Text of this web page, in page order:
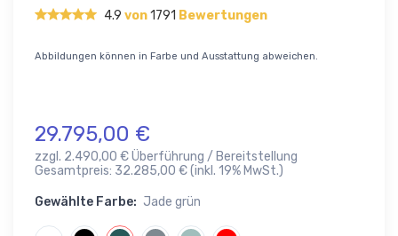
4.9 von1791 Bewertungen
Abbildungen können in Farbe und Ausstattung abweichen.
29.795,00 €
zzgl. 2.490,00 € Überführung / Bereitstellung
Gesamtpreis: 32.285,00 € (inkl. 19% MwSt.)
Gewählte Farbe: Jade grün